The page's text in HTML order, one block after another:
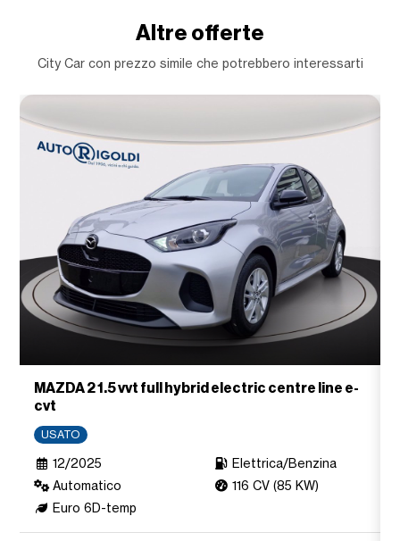
Altre offerte
City Car con prezzo simile che potrebbero interessarti
MAZDA 2 1.5 vvt full hybrid electric centre line e-
cvt
USATO
12/2025
Elettrica/Benzina
Automatico
116 CV (85 KW)
Euro 6D-temp